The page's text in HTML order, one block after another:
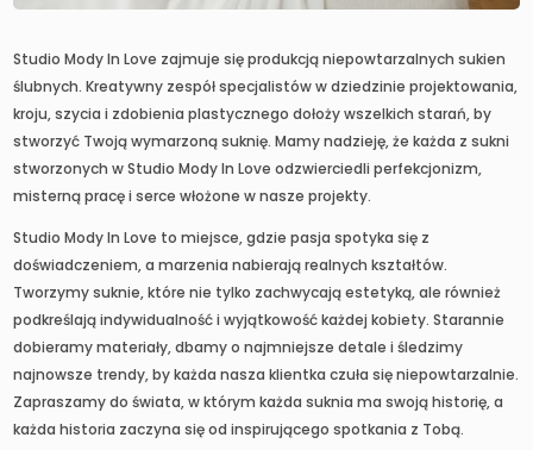
Studio Mody In Love zajmuje się produkcją niepowtarzalnych sukien
ślubnych. Kreatywny zespół specjalistów w dziedzinie projektowania,
kroju, szycia i zdobienia plastycznego dołoży wszelkich starań, by
stworzyć Twoją wymarzoną suknię. Mamy nadzieję, że każda z sukni
stworzonych w Studio Mody In Love odzwierciedli perfekcjonizm,
misterną pracę i serce włożone w nasze projekty.
Studio Mody In Love to miejsce, gdzie pasja spotyka się z
doświadczeniem, a marzenia nabierają realnych kształtów.
Tworzymy suknie, które nie tylko zachwycają estetyką, ale również
podkreślają indywidualność i wyjątkowość każdej kobiety. Starannie
dobieramy materiały, dbamy o najmniejsze detale i śledzimy
najnowsze trendy, by każda nasza klientka czuła się niepowtarzalnie.
Zapraszamy do świata, w którym każda suknia ma swoją historię, a
każda historia zaczyna się od inspirującego spotkania z Tobą.